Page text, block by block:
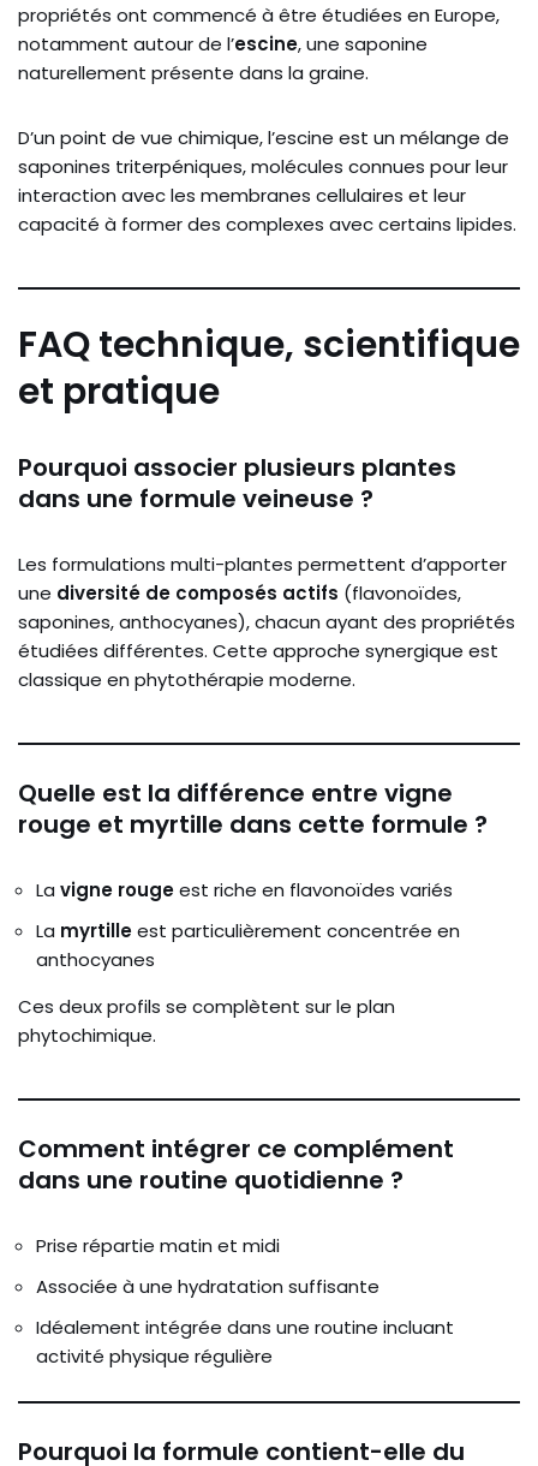
propriétés ont commencé à être étudiées en Europe,
notamment autour de l’escine, une saponine
naturellement présente dans la graine.
D’un point de vue chimique, l’escine est un mélange de
saponines triterpéniques, molécules connues pour leur
interaction avec les membranes cellulaires et leur
capacité à former des complexes avec certains lipides.
FAQ technique, scientifique
et pratique
Pourquoi associer plusieurs plantes
dans une formule veineuse ?
Les formulations multi-plantes permettent d’apporter
une diversité de composés actifs (flavonoïdes,
saponines, anthocyanes), chacun ayant des propriétés
étudiées différentes. Cette approche synergique est
classique en phytothérapie moderne.
Quelle est la différence entre vigne
rouge et myrtille dans cette formule ?
La vigne rougeest riche en flavonoïdes variés
La myrtilleest particulièrement concentrée en
anthocyanes
Ces deux profils se complètent sur le plan
phytochimique.
Comment intégrer ce complément
dans une routine quotidienne ?
Prise répartie matin et midi
Associée à une hydratation suffisante
Idéalement intégrée dans une routine incluant
activité physique régulière
Pourquoi la formule contient-elle du